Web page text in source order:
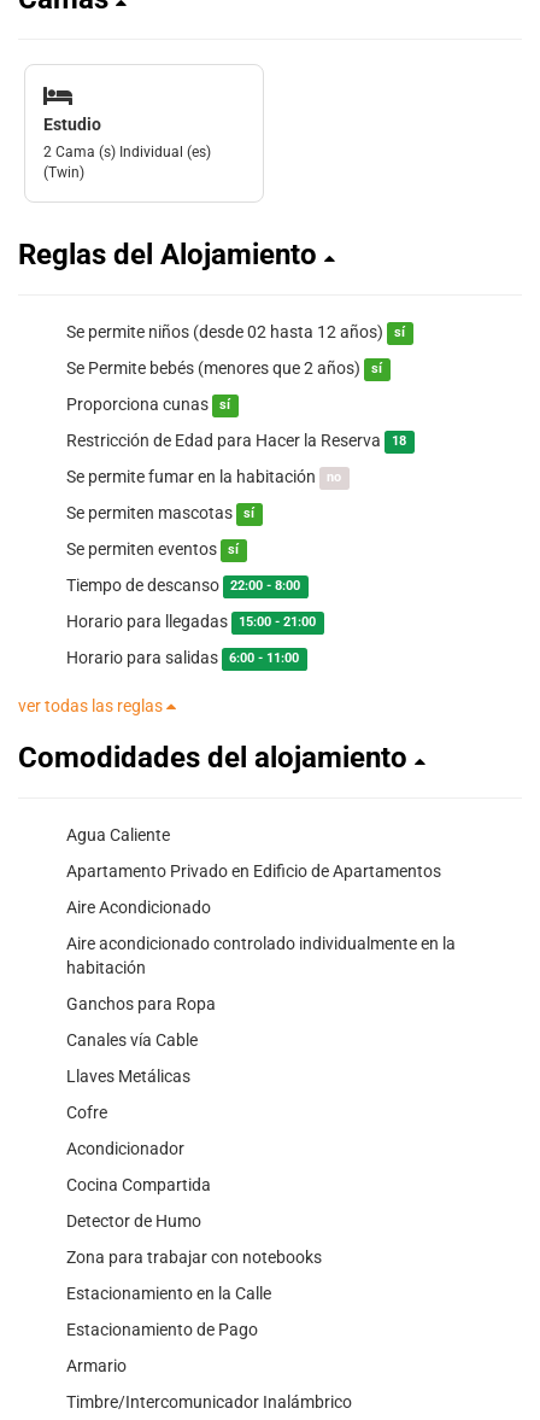
Estudio
2 Cama (s) Individual (es)
(Twin)
Reglas del Alojamiento
Se permite niños (desde 02 hasta 12 años) sí
Se Permite bebés (menores que 2 años) sí
Proporciona cunas sí
Restricción de Edad para Hacer la Reserva 18
Se permite fumar en la habitación no
Se permiten mascotas sí
Se permiten eventos sí
Tiempo de descanso 22:00 - 8:00
Horario para llegadas 15:00 - 21:00
Horario para salidas 6:00 - 11:00
ver todas las reglas
Comodidades del alojamiento
Agua Caliente
Apartamento Privado en Edificio de Apartamentos
Aire Acondicionado
Aire acondicionado controlado individualmente en la
habitación
Ganchos para Ropa
Canales vía Cable
Llaves Metálicas
Cofre
Acondicionador
Cocina Compartida
Detector de Humo
Zona para trabajar con notebooks
Estacionamiento en la Calle
Estacionamiento de Pago
Armario
Timbre/Intercomunicador Inalámbrico